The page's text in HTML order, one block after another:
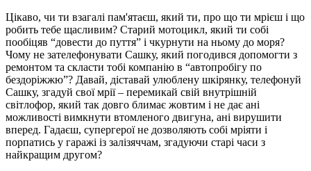
Цікаво, чи ти взагалі пам'ятаєш, який ти, про що ти мрієш і що
робить тебе щасливим? Старий мотоцикл, який ти собі
пообіцяв “довести до пуття” і чкурнути на ньому до моря?
Чому не зателефонувати Сашку, який погодився допомогти з
ремонтом та скласти тобі компанію в “автопробігу по
бездоріжжю”? Давай, діставай улюблену шкірянку, телефонуй
Сашку, згадуй свої мрії – перемикай свій внутрішній
світлофор, який так довго блимає жовтим і не дає ані
можливості вимкнути втомленого двигуна, ані вирушити
вперед. Гадаєш, супергерої не дозволяють собі мріяти і
порпатись у гаражі із залізяччам, згадуючи старі часи з
найкращим другом?